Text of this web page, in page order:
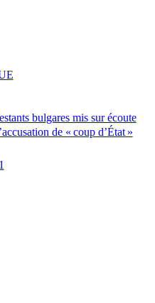
bulgares mis sur écoute
de « coup d’État »